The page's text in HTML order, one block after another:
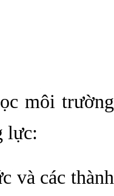
môi trường
lực:
và các thành